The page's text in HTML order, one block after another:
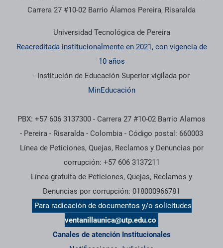
Carrera 27 #10-02 Barrio Álamos Pereira, Risaralda
Universidad Tecnológica de Pereira
Reacreditada institucionalmente en 2021, con vigencia de
10 años
- Institución de Educación Superior vigilada por
MinEducación
PBX: +57 606 3137300 - Carrera 27 #10-02 Barrio Alamos
- Pereira - Risaralda - Colombia - Código postal: 660003
Línea de Peticiones, Quejas, Reclamos y Denuncias por
corrupción: +57 606 3137211
Línea gratuita de Peticiones, Quejas, Reclamos y
Denuncias por corrupción: 018000966781
Para radicación de documentos y/o solicitudes
ventanillaunica@utp.edu.co
Canales de atención Institucionales